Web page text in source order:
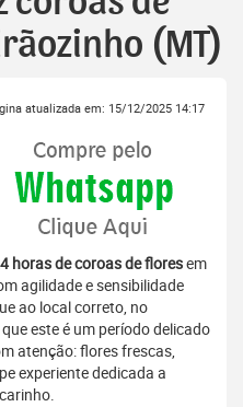
(MT)
atualizada em: 15/12/2025 14:17
horas de coroas de floresem
agilidade e sensibilidade
ao local correto, no
este é um período delicado
atenção: flores frescas,
experiente dedicada a